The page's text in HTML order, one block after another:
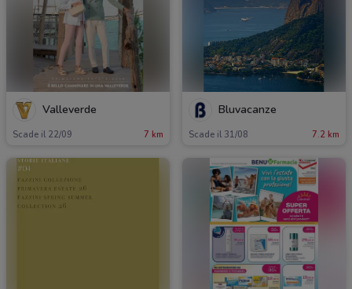
Valleverde
Scade il 22/09 7 km
Bluvacanze
Scade il 31/08 7.2 km